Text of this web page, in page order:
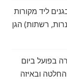
ליד מקורות
רשתות) הגן
בפועל ביום
ובאיזה